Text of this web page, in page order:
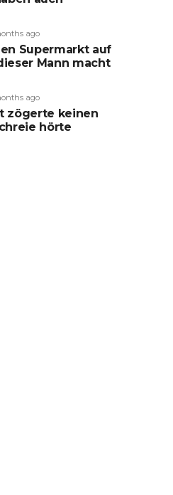
ago
Supermarkt auf
Mann macht
ago
zögerte keinen
hörte